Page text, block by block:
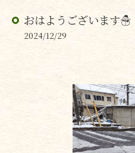
おはようございます☃
2024/12/29